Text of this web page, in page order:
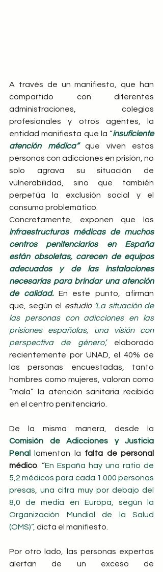
A través de un manifiesto, que han
compartido con diferentes
administraciones, colegios
profesionales y otros agentes, la
entidad manifiesta que la “insuficiente
atención médica” que viven estas
personas con adicciones en prisión, no
solo agrava su situación de
vulnerabilidad, sino que también
perpetúa la exclusión social y el
consumo problemático.
infraestructuras médicas de muchos
centros penitenciarios en España
están obsoletas, carecen de equipos
adecuados y de las instalaciones
necesarias para brindar una atención
de calidad. En este punto, afirman
que, según el estudio ‘La situación de
las personas con adicciones en las
prisiones españolas, una visión con
perspectiva de género’, elaborado
recientemente por UNAD, el 40% de
las personas encuestadas, tanto
hombres como mujeres, valoran como
“mala” la atención sanitaria recibida
en el centro penitenciario.
De la misma manera, desde la
Comisión de Adicciones y Justicia
Penal
lamentan la falta de personal
médico. “En España hay una ratio de
5,2 médicos para cada 1.000 personas
presas, una cifra muy por debajo del
8,0 de media en Europa, según la
Organización Mundial de la Salud
(OMS)”, dicta el manifiesto.
Por otro lado, las personas expertas
alertan de un exceso de